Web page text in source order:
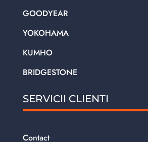
GOODYEAR
YOKOHAMA
KUMHO
BRIDGESTONE
SERVICII CLIENTI
Contact